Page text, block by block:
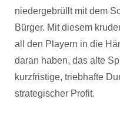
niedergebrüllt mit dem
Bürger. Mit diesem
all den Playern in die
daran haben, das alte
kurzfristige, triebhafte
strategischer Profit.